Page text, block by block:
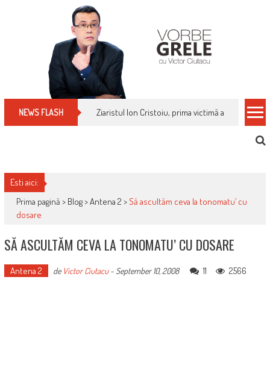
NEWS FLASH Ziaristul Ion Cristoiu, prima victimă a noi
Esti aici:
Prima pagină > Blog>Antena 2 >Să ascultăm ceva la tonomatu’ cu
dosare
SĂ ASCULTĂM CEVA LA TONOMATU’ CU DOSARE
Antena 2 de Victor Ciutacu- September 10, 2008 11 2566